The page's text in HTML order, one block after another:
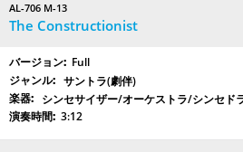
AL-706 M-13
The Constructionist
Full
サントラ(劇伴)
シンセサイザー/オーケストラ/シンセド
3:12